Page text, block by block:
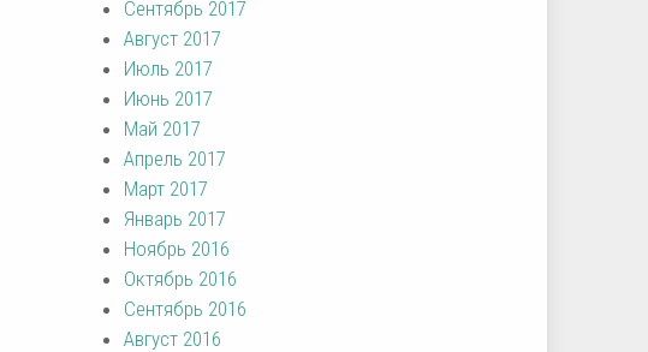
Сентябрь 2017
Август 2017
Июль 2017
Июнь 2017
Май 2017
Апрель 2017
Март 2017
Январь 2017
Ноябрь 2016
Октябрь 2016
Сентябрь 2016
Август 2016